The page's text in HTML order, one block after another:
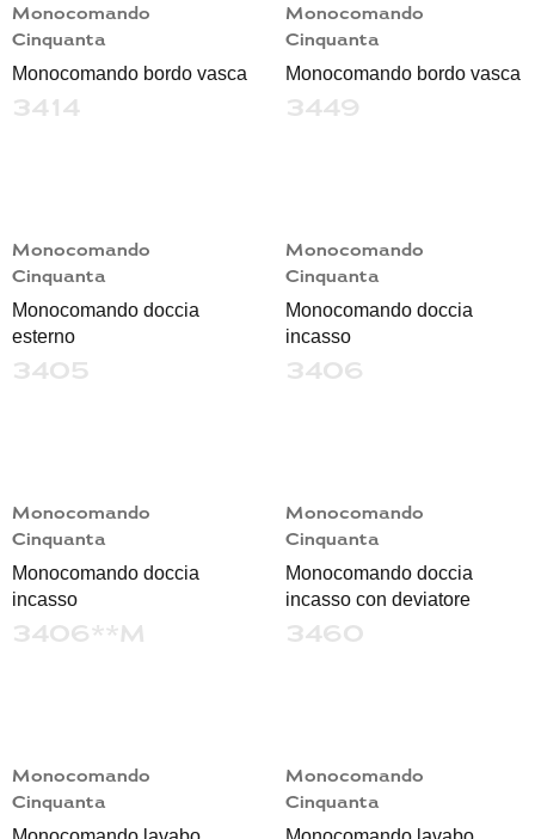
Monocomando
Cinquanta
Monocomando bordo vasca
3414
Monocomando
Cinquanta
Monocomando bordo vasca
3449
Monocomando
Cinquanta
Monocomando doccia
esterno
3405
Monocomando
Cinquanta
Monocomando doccia
incasso
3406
Monocomando
Cinquanta
Monocomando doccia
incasso
3406**M
Monocomando
Cinquanta
Monocomando doccia
incasso con deviatore
3460
Monocomando
Cinquanta
Monocomando
Cinquanta